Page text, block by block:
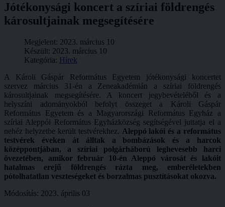
Jótékonysági koncert a szíriai földrengés
károsultjainak megsegítésére
Megjelent: 2023. március 10
Készült: 2023. március 10
Kategória: Hírek
A Károli Gáspár Református Egyetem jótékonysági koncertet
szervez március 31-én a Zeneakadémián a szíriai földrengés
károsultjainak megsegítésére. A koncert jegybevételéből és a
helyszíni adományokból befolyt összeget a Károli Gáspár
Református Egyetem és a Magyarországi Református Egyház a
szíriai Aleppói Református Egyházközség segítségével juttatja el a
nehéz helyzetbe került testvérekhez. Aleppó lakói és a református
testvérek éveken át álltak a bombázások és a harcok
középpontjában, a szíriai polgárháború leghevesebb harci
övezetében, amikor február 10-én Aleppó városát és lakóit
hatalmas erejű földrengés rázta meg, emberéletekben
pótolhatatlan veszteségeket és borzalmas pusztításokat okozva.
Módosítás: 2023. április 03